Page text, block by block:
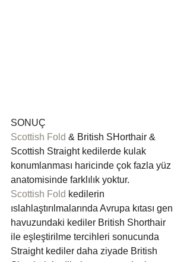
SONUÇ
Scottish Fold & British SHorthair &
Scottish Straight kedilerde kulak
konumlanması haricinde çok fazla yüz
anatomisinde farklılık yoktur.
Scottish Fold kedilerin
ıslahlaştırılmalarında Avrupa kıtası gen
havuzundaki kediler British Shorthair
ile eşleştirilme tercihleri sonucunda
Straight kediler daha ziyade British